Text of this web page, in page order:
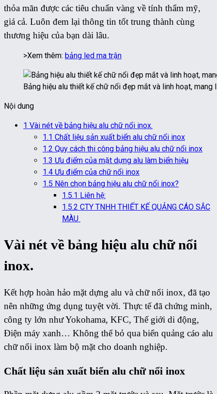
thỏa mãn được các tiêu chuẩn vàng về tính thẩm mỹ,
giá cả. Luôn đem lại thông tin tốt trung thành cùng
thương hiệu của bạn dài lâu.
>Xem thêm: bảng led ma trận
Bảng hiệu alu thiết kế chữ nổi đẹp mắt và linh hoạt, mang
Nội dung
1 Vài nét về bảng hiệu alu chữ nổi inox.
1.1 Chất liệu sản xuất biển alu chữ nổi inox
1.2 Quy cách thi công bảng hiệu alu chữ nổi inox
1.3 Ưu điểm của mặt dựng alu làm biển hiệu
1.4 Ưu điểm của chữ nổi inox
1.5 Nên chọn bảng hiệu alu chữ nổi inox?
1.5.1 Liên hệ:
1.5.2 CTY TNHH THIẾT KẾ QUẢNG CÁO SẮC
MÀU
Vài nét về bảng hiệu alu chữ nổi
inox.
Kết hợp hoàn hảo mặt dựng alu và chữ nổi inox, đã tạo
nên những ứng dụng tuyệt vời. Thực tế đã chứng minh,
công ty lớn như Yokohama, KFC, Thế giới di động,
Điện máy xanh… Không thể bỏ qua biển quảng cáo alu
chữ nổi inox làm bộ mặt cho doanh nghiệp.
Chất liệu sản xuất biển alu chữ nổi inox